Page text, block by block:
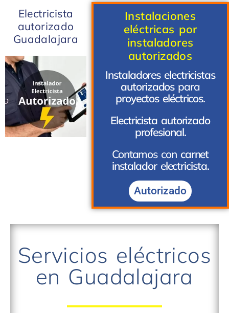
Electricista
autorizado
Guadalajara
Instalaciones
eléctricas por
instaladores
autorizados
Instaladores electricistas
autorizados para
proyectos eléctricos.
Electricista autorizado
profesional.
Contamos concarnet
instalador electricista.
Autorizado
Servicios eléctricos
en Guadalajara